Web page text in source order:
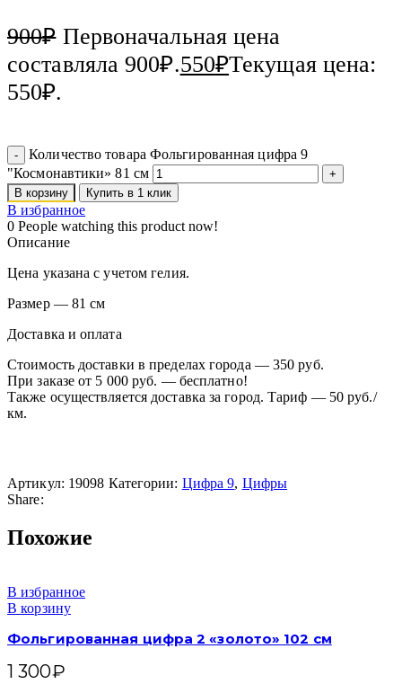
900₽ Первоначальная цена
составляла 900₽.550₽Текущая цена:
550₽.
Количество товара Фольгированная цифра 9
"Космонавтики» 81 см
В корзину Купить в 1 клик
В избранное
0 People watching this product now!
Описание
Цена указана с учетом гелия.
Размер — 81 см
Доставка и оплата
Стоимость доставки в пределах города — 350 руб.
При заказе от 5 000 руб. — бесплатно!
Также осуществляется доставка за город. Тариф — 50 руб./
км.
Артикул: 19098 Категории: Цифра 9, Цифры
Share:
Похожие
В избранное
В корзину
Фольгированная цифра 2 «золото» 102 см
1 300₽